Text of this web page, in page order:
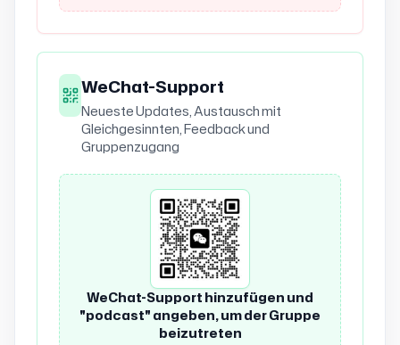
WeChat-Support
Neueste Updates, Austausch mit
Gleichgesinnten, Feedback und
Gruppenzugang
WeChat-Support hinzufügen und
"podcast" angeben, um der Gruppe
beizutreten